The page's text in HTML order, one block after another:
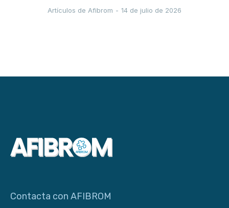
Artículos de Afibrom 14 de julio de 2026
Contacta con AFIBROM